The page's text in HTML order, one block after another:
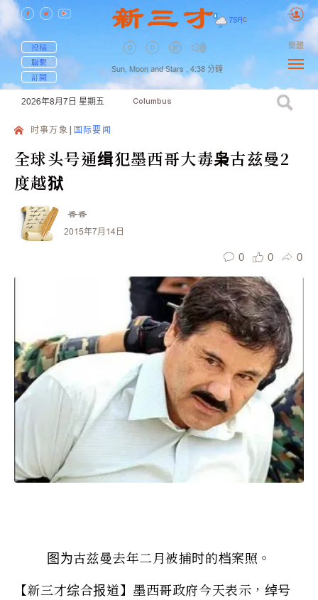
75F| C
投稿
聯繫
訂閱
Sun, Moon and Stars , 4:38 分鐘
簡體
2026年8月7日 星期五 Columbus
时事万象 国际要闻
全球头号通缉犯墨西哥大毒枭古兹曼2
度越狱
香香
2015年7月14日
0 0 0
图为古兹曼去年二月被捕时的档案照。
【新三才综合报道】墨西哥政府今天表示，绰号